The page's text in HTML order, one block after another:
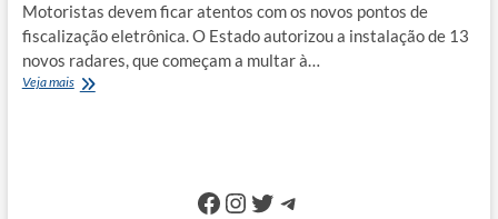
Motoristas devem ficar atentos com os novos pontos de
fiscalização eletrônica. O Estado autorizou a instalação de 13
novos radares, que começam a multar à…
Veja maisEstado
Facebook
Instagram
Twitter
Telegram